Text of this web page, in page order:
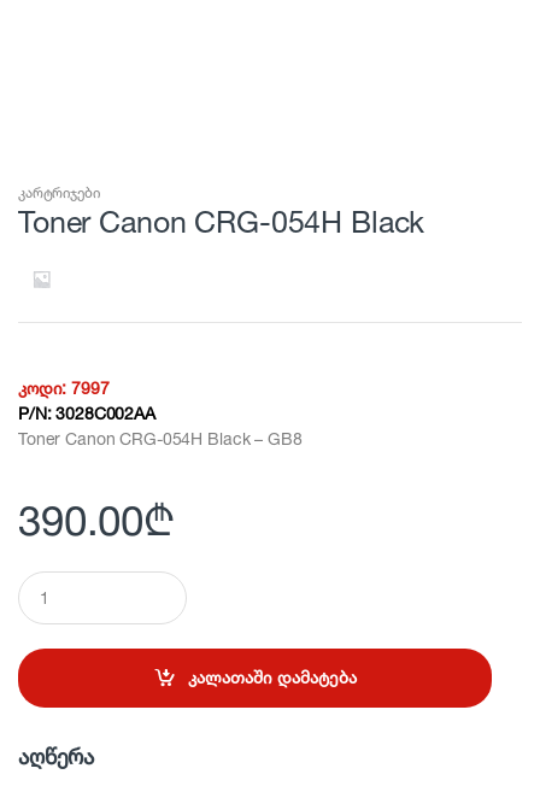
კარტრიჯები
Toner Canon CRG-054H Black
კოდი:7997
P/N:3028C002AA
Toner Canon CRG-054H Black – GB8
390.00₾
Q
u
t
i
კალათაში დამატება
აღწერა